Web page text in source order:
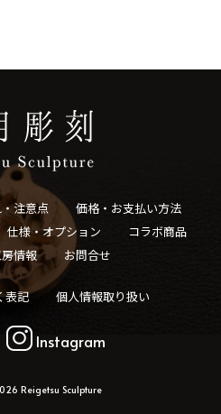
注意点
価格・お支払い方法
仕様・オプション
コラボ商品
情報 お問合せ
表記 個人情報取り扱い
Instagram
Reigetsu Sculpture